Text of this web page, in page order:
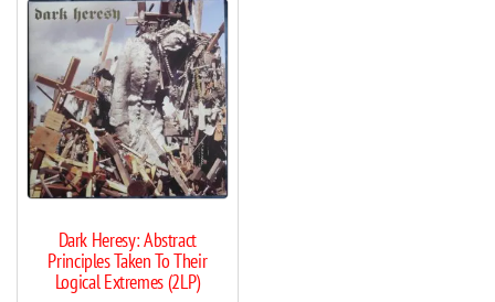
Dark Heresy: Abstract
Principles Taken To Their
Logical Extremes (2LP)